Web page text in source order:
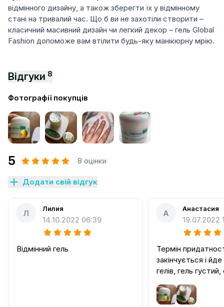
відмінного дизайну, а також зберегти їх у відмінному
стані на тривалий час. Що б ви не захотіли створити –
класичний масивний дизайн чи легкий декор – гель Global
Fashion допоможе вам втілити будь-яку манікюрну мрію.
Відгуки 8
Фотографії покупців
5 8 оцінки
Додати свій відгук
Л Лилия
14.10.2022 06:39
Відмінний гель
А Анастасия
19.07.2022
Термін
закінчується і
гелів, гель
нігтях.